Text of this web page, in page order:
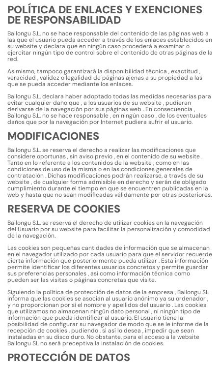
POLÍTICA DE ENLACES Y EXENCIONES
DE RESPONSABILIDAD
Bailongu S.L. no se hace responsable del contenido de las páginas web a
las que el usuario pueda acceder a través de los enlaces establecidos en
su website y declara que en ningún caso procederá a examinar o
ejercitar ningún tipo de control sobre el contenido de otras páginas de la
red.
Asimismo, tampoco garantizará la disponibilidad técnica , exactitud ,
veracidad , validez o legalidad de páginas ajenas a su propiedad a las
que se pueda acceder mediante los enlaces.
Bailongu S.L. declara haber adoptado todas las medidas necesarias para
evitar cualquier daño que , a los usuarios de su website , pudieran
derivarse de la navegación por sus páginas web . En consecuencia ,
Bailongu S.L. no se hace responsable , en ningún caso , de los eventuales
daños que por la navegación por Internet pudiera sufrir el usuario.
MODIFICACIONES
Bailongu S.L. se reserva el derecho a realizar las modificaciones que
considere oportunas , sin aviso previo , en el contenido de su website .
Tanto en lo referente a los contenidos de la website , como en las
condiciones de uso de la misma o en las condiciones generales de
contratación . Dichas modificaciones podrán realizarse, a través de su
website , de cualquier forma admisible en derecho y serán de obligado
cumplimiento durante el tiempo en que se encuentren publicadas en la
web y hasta que no sean modificadas válidamente por otras posteriores.
RESERVA DE COOKIES
Bailongu S.L. se reserva el derecho de utilizar cookies en la navegación
del Usuario por su website para facilitar la personalización y comodidad
de la navegación.
Las cookies son pequeñas cantidades de información que se almacenan
en el navegador utilizado por cada usuario para que el servidor recuerde
cierta información que posteriormente pueda utilizar . Esta información
permite identificar los diferentes usuarios concretos y permite guardar
sus preferencias personales , así como información técnica como
pueden ser las visitas o páginas concretas que visite.
Siguiendo la política de protección de datos de la empresa , Bailongu SL
informa que las cookies se asocian al usuario anónimo ya su ordenador ,
y no proporcionan por sí el nombre y apellidos del usuario . Las cookies
que utilizamos no almacenan ningún dato personal , ni ningún tipo de
información que pueda identificar al usuario. El usuario tiene la
posibilidad de configurar su navegador de modo que se le informe de la
recepción de cookies , pudiendo , si así lo desea , impedir que sean
instaladas en su disco duro. No obstante, para el acceso a la website
Bailongu SL no será preceptiva la instalación de cookies.
PROTECCIÓN DE DATOS